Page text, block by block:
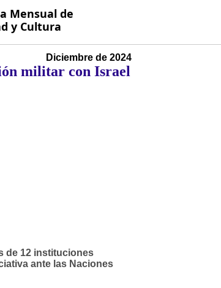
Mensual de
y Cultura
Diciembre de 2024
militar con Israel
de 12 instituciones
ante las Naciones